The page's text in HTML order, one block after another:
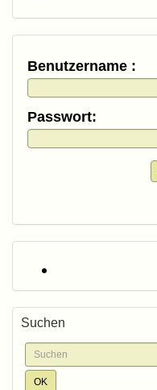
Benutzername :
Passwort:
Suchen